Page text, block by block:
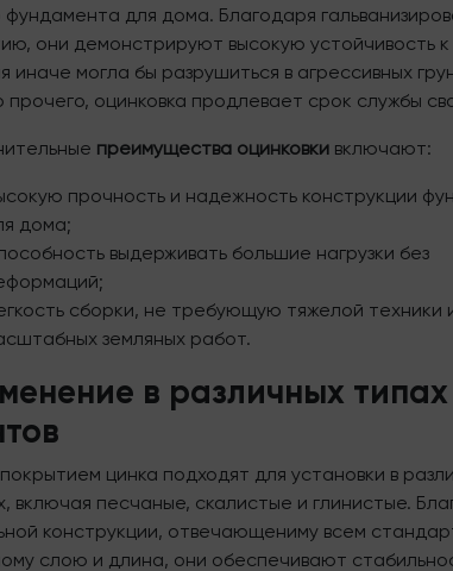
фундамента для дома. Благодаря
они демонстрируют высокую устойчивость к
иначе могла бы разрушиться в агрессивных
прочего, оцинковка продлевает срок службы
преимущества оцинковки включают:
прочность и надежность конструкции
дома;
выдерживать большие нагрузки без
сборки, не требующую тяжелой техники
земляных работ.
в различных типах
цинка подходят для установки в
включая песчаные, скалистые и глинистые.
конструкции, отвечающениму всем
слою и длина, они обеспечивают